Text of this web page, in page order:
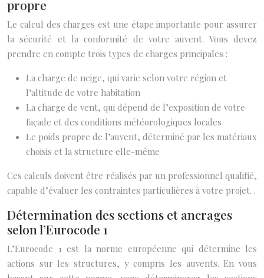
propre
Le calcul des charges est une étape importante pour assurer
la sécurité et la conformité de votre auvent. Vous devez
prendre en compte trois types de charges principales :
La charge de neige, qui varie selon votre région et
l’altitude de votre habitation
La charge de vent, qui dépend de l’exposition de votre
façade et des conditions météorologiques locales
Le poids propre de l’auvent, déterminé par les matériaux
choisis et la structure elle-même
Ces calculs doivent être réalisés par un professionnel qualifié,
capable d’évaluer les contraintes particulières à votre projet. .
Détermination des sections et ancrages
selon l’Eurocode 1
L’Eurocode 1 est la norme européenne qui détermine les
actions sur les structures, y compris les auvents. En vous